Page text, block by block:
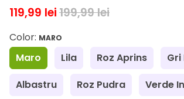
119,99 lei199,99 lei
Color: MARO
Maro Lila Roz Aprins
Gri
Albastru
Roz Pudra
Verde